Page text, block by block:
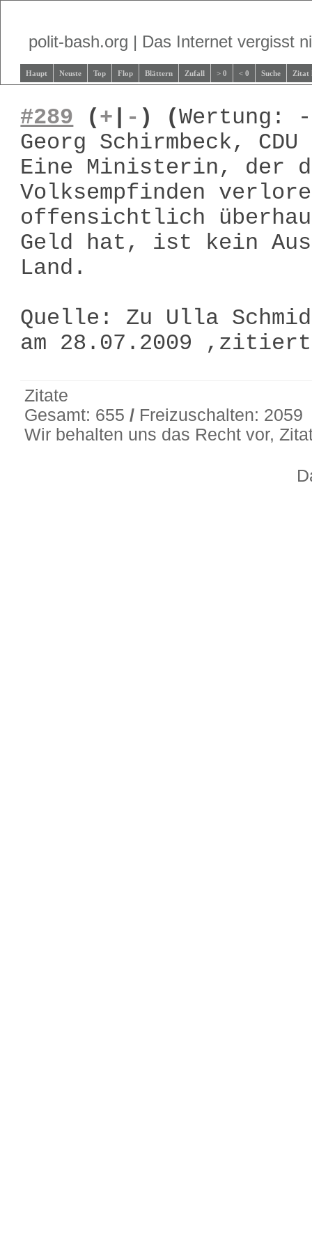
polit-bash.org | Das Internet vergisst
Haupt Neuste Top Flop Blättern Zufall > 0 < 0 Suche Zitat
#289 (+ - ) (Wertung: -
Georg Schirmbeck, CDU
Eine Ministerin, der
Volksempfinden
offensichtlich
Geld hat, ist kein
Land.
Quelle: Zu Ulla
am 28.07.2009
Zitate
Gesamt: 655/ Freizuschalten: 2059
Wir behalten uns das Recht vor,